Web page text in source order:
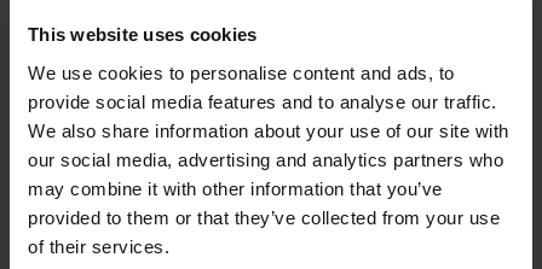
This website uses cookies
We use cookies to personalise content and ads, to
provide social media features and to analyse our traffic.
We also share information about your use of our site with
our social media, advertising and analytics partners who
may combine it with other information that you’ve
provided to them or that they’ve collected from your use
of their services.
100% toename in day-ahead handel
30% minder klachten van klanten
Over TotalEnergies Gas &
Power
TotalEnergies Gas & Power UK is een
toonaangevende Britse leverancier van gas en